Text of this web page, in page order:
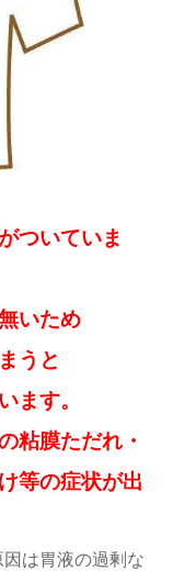
ついていま
いため
うと
ます。
粘膜ただれ・
等の症状が出
は胃液の過剰な